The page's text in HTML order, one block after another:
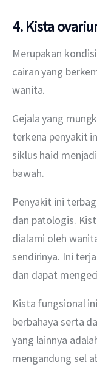
4. Kista
Merupakan
cairan yang
wanita.
Gejala yang
terkena penyakit
siklus haid
bawah.
Penyakit ini
dan patologis.
dialami oleh
sendirinya. Ini
dan dapat
Kista fungsional
berbahaya serta
yang lainnya
mengandung sel